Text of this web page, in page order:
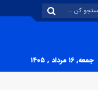
جمعه, ۱۶ مرداد , ۱۴۰۵